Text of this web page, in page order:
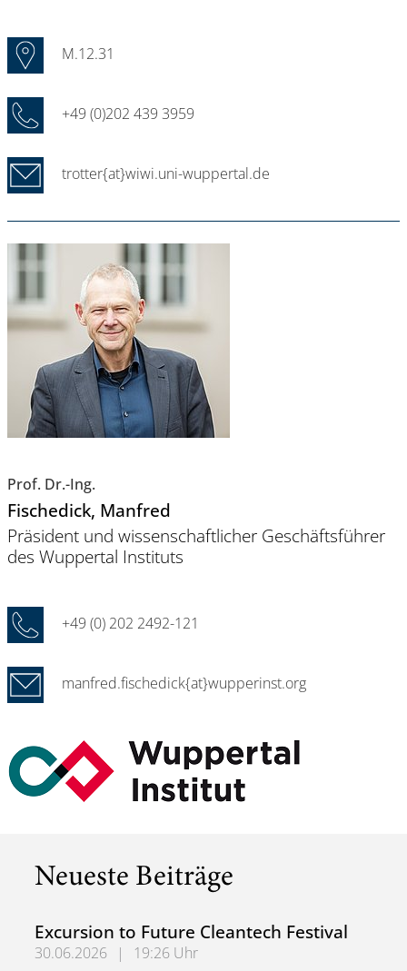
M.12.31
+49 (0)202 439 3959
trotter{at}wiwi.uni-wuppertal.de
Prof. Dr.-Ing.
Fischedick, Manfred
Präsident und wissenschaftlicher Geschäftsführer
des Wuppertal Instituts
+49 (0) 202 2492-121
manfred.fischedick{at}wupperinst.org
Neueste Beiträge
Excursion to Future Cleantech Festival
30.06.2026 |
19:26 Uhr